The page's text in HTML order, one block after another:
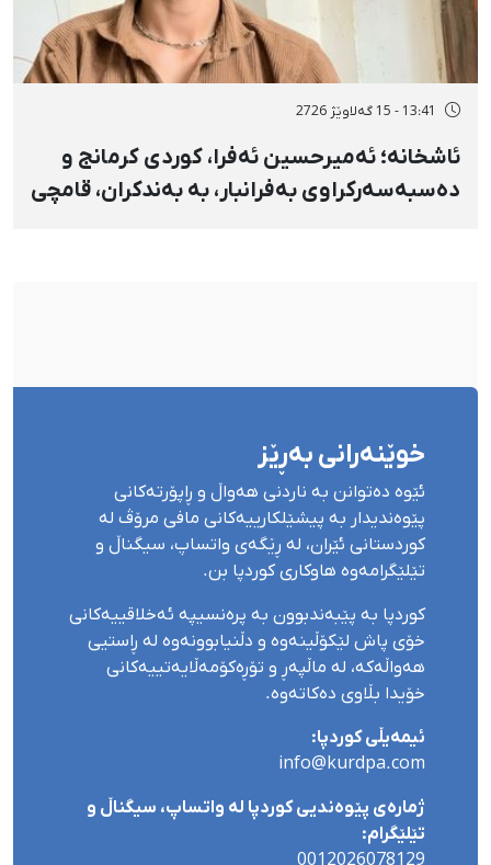
13:41 - 15 گەلاوێژ 2726
ئاشخانە؛ ئەمیرحسین ئەفرا، کوردی کرمانج و
دەسبەسەرکراوی بەفرانبار، بە بەندکران، قامچی
خوێنەرانی بەڕێز
ئێوە دەتوانن بە ناردنی هەواڵ و ڕاپۆرتەکانی
پێوەندیدار بە پیشێلکارییەکانی مافی مرۆڤ لە
کوردستانی ئێران، لە ڕێگەی واتساپ، سیگناڵ و
تێلێگرامەوە هاوکاری کوردپا بن.
کوردپا بە پێبەندبوون بە پرەنسیپە ئەخلاقییەکانی
خۆی پاش لێکۆڵینەوە و دڵنیابوونەوە لە ڕاستیی
هەواڵەکە، لە ماڵپەڕ و تۆڕەکۆمەڵایەتییەکانی
خۆیدا بڵاوی دەکاتەوە.
ئیمەیڵی کوردپا:
info@kurdpa.com
ژمارەی پێوەندیی کوردپا لە واتساپ، سیگناڵ و
تێلێگرام:
0012026078129